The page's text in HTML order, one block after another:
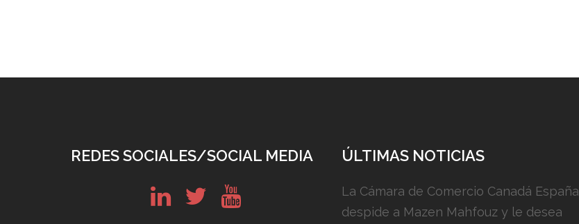
REDES SOCIALES/SOCIAL MEDIA ÚLTIMAS NOTICIAS
La Cámara de Comercio Canadá España
despide a Mazen Mahfouz y le desea